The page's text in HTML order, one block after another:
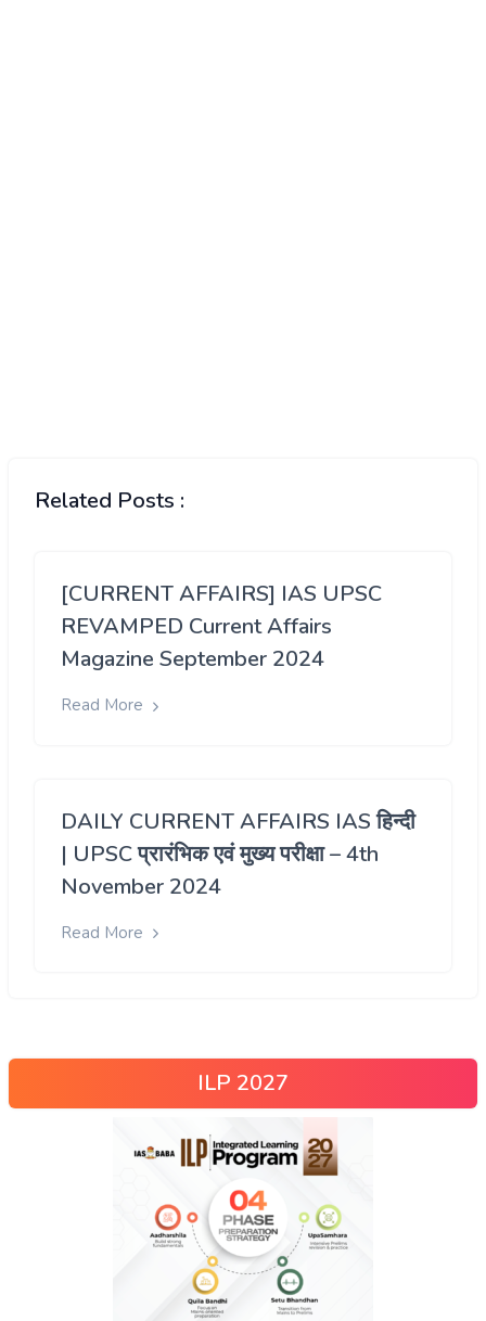
Related Posts :
[CURRENT AFFAIRS] IAS UPSC
REVAMPED Current Affairs
Magazine September 2024
Read More
DAILY CURRENT AFFAIRS IAS हिन्दी
| UPSC प्रारंभिक एवं मुख्य परीक्षा – 4th
November 2024
Read More
ILP 2027